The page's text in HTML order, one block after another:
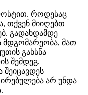
როდესაც
თქვენ მიიღებთ
გადახდამდე
მდგომარეობა, მათ
გახსნა
შემდეგ.
არ უნდა